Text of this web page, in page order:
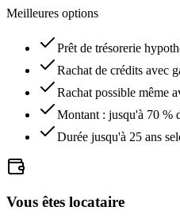
Meilleures options
Prêt de trésorerie
Rachat de crédits avec
Rachat possible même
Montant : jusqu'à 70 %
Durée jusqu'à 25 ans
Vous êtes locataire